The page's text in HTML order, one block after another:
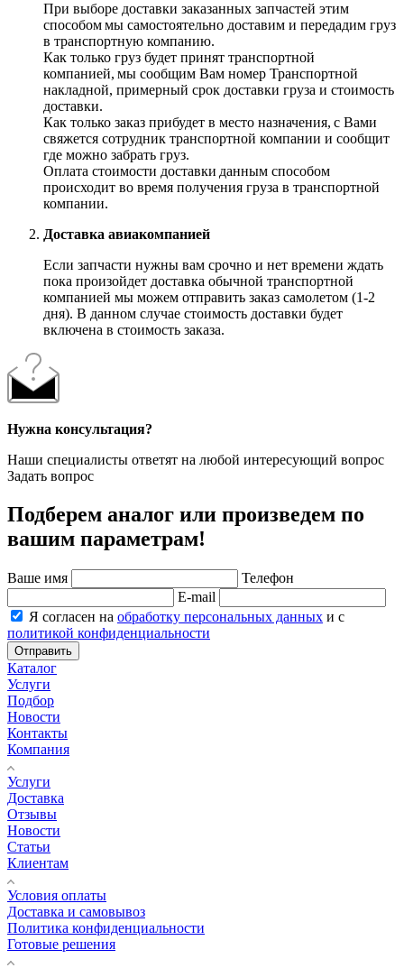
При выборе доставки заказанных запчастей этим
способом мы самостоятельно доставим и передадим груз
в транспортную компанию.
Как только груз будет принят транспортной
компанией, мы сообщим Вам номер Транспортной
накладной, примерный срок доставки груза и стоимость
доставки.
Как только заказ прибудет в место назначения, с Вами
свяжется сотрудник транспортной компании и сообщит
где можно забрать груз.
Оплата стоимости доставки данным способом
происходит во время получения груза в транспортной
компании.
Доставка авиакомпанией
Если запчасти нужны вам срочно и нет времени ждать
пока произойдет доставка обычной транспортной
компанией мы можем отправить заказ самолетом (1-2
дня). В данном случае стоимость доставки будет
включена в стоимость заказа.
Нужна консультация?
Наши специалисты ответят на любой интересующий вопрос
Задать вопрос
Подберем аналог или произведем по
вашим параметрам!
Ваше имя
Телефон
E-mail
Я согласен на обработку персональных данных и с
политикой конфиденциальности
Отправить
Каталог
Услуги
Подбор
Новости
Контакты
Компания
Услуги
Доставка
Отзывы
Новости
Статьи
Клиентам
Условия оплаты
Доставка и самовывоз
Политика конфиденциальности
Готовые решения